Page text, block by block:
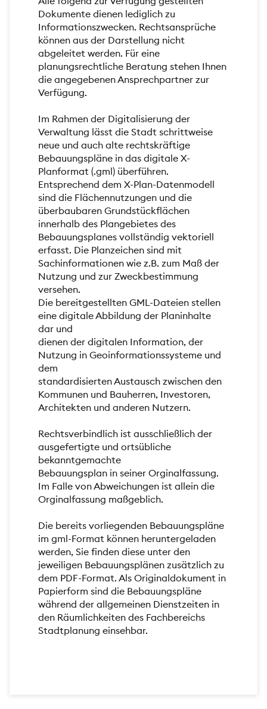
Dokumente dienen lediglich zu
Informationszwecken. Rechtsansprüche
können aus der Darstellung nicht
abgeleitet werden. Für eine
planungsrechtliche Beratung stehen Ihnen
die angegebenen Ansprechpartner zur
Verfügung.
Im Rahmen der Digitalisierung der
Verwaltung lässt die Stadt schrittweise
neue und auch alte rechtskräftige
Bebauungspläne in das digitale X-
Planformat (.gml) überführen.
Entsprechend dem X-Plan-Datenmodell
sind die Flächennutzungen und die
überbaubaren Grundstückflächen
innerhalb des Plangebietes des
Bebauungsplanes vollständig vektoriell
erfasst. Die Planzeichen sind mit
Sachinformationen wie z.B. zum Maß der
Nutzung und zur Zweckbestimmung
versehen.
Die bereitgestellten GML-Dateien stellen
eine digitale Abbildung der Planinhalte
dar und
dienen der digitalen Information, der
Nutzung in Geoinformationssysteme und
dem
standardisierten Austausch zwischen den
Kommunen und Bauherren, Investoren,
Architekten und anderen Nutzern.
Rechtsverbindlich ist ausschließlich der
ausgefertigte und ortsübliche
bekanntgemachte
Bebauungsplan in seiner Orginalfassung.
Im Falle von Abweichungen ist allein die
Orginalfassung maßgeblich.
Die bereits vorliegenden Bebauungspläne
im gml-Format können heruntergeladen
werden, Sie finden diese unter den
jeweiligen Bebauungsplänen zusätzlich zu
dem PDF-Format. Als Originaldokument in
Papierform sind die Bebauungspläne
während der allgemeinen Dienstzeiten in
den Räumlichkeiten des Fachbereichs
Stadtplanung einsehbar.